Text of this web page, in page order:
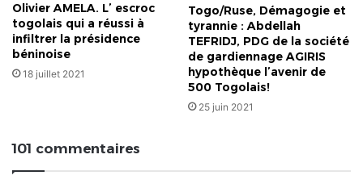
Olivier AMELA. L’ escroc
togolais qui a réussi à
infiltrer la présidence
béninoise
18 juillet 2021
Togo/Ruse, Démagogie et
tyrannie : Abdellah
TEFRIDJ, PDG de la société
de gardiennage AGIRIS
hypothèque l’avenir de
500 Togolais!
25 juin 2021
101 commentaires